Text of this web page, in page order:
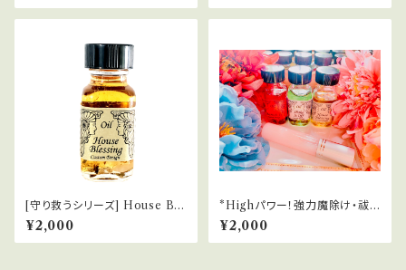
[守り救うシリーズ] House Ble
ssing 家のお清め
¥2,000
*Highパワー！強力魔除け・祓い
ブレンド
¥2,000